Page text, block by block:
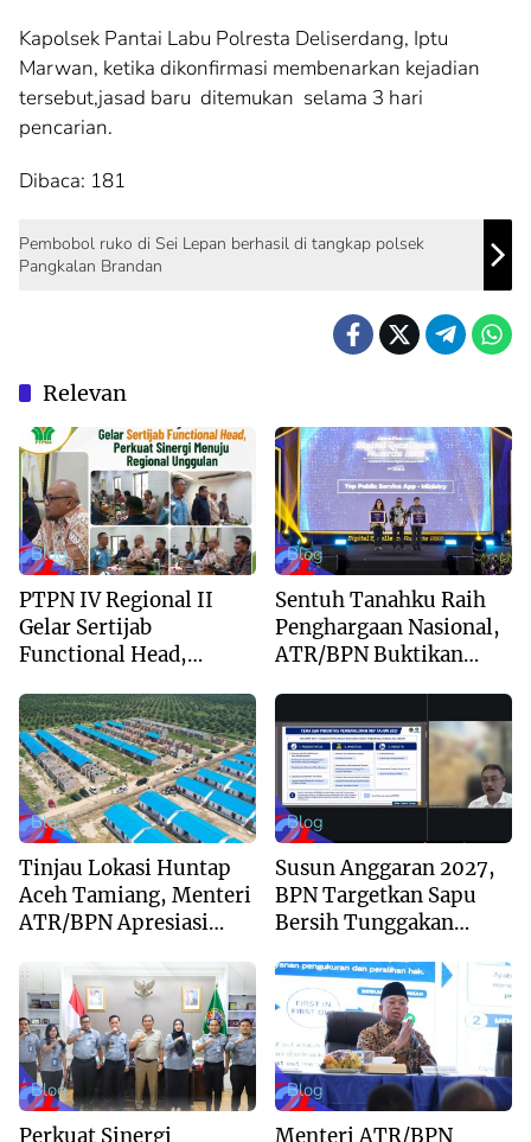
Kapolsek Pantai Labu Polresta Deliserdang, Iptu
Marwan, ketika dikonfirmasi membenarkan kejadian
tersebut,jasad baru ditemukan selama 3 hari
pencarian.
Dibaca: 181
Pembobol ruko di Sei Lepan berhasil di tangkap polsek
Pangkalan Brandan
Relevan
Blog
PTPN IV Regional II
Gelar Sertijab
Functional Head,
Regional Unggulan
Blog
Sentuh Tanahku Raih
Penghargaan Nasional,
ATR/BPN Buktikan
Blog
Tinjau Lokasi Huntap
Aceh Tamiang, Menteri
ATR/BPN Apresiasi
Buddha Tzu Chi dan
Aguan
Blog
Susun Anggaran 2027,
BPN Targetkan Sapu
Bersih Tunggakan
Kepastian Waktu
Layanan
Blog
Perkuat Sinergi
Blog
Menteri ATR/BPN